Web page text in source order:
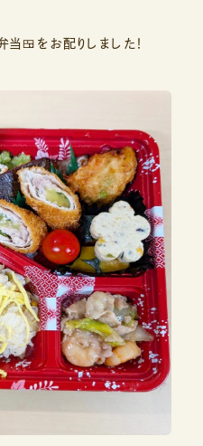
🍱をお配りしました！